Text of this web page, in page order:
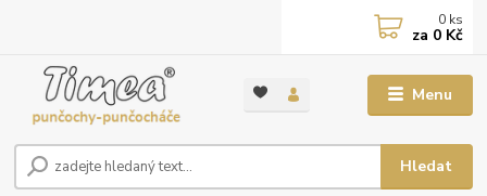
Menu
Hledat
0 ks
za 0 Kč